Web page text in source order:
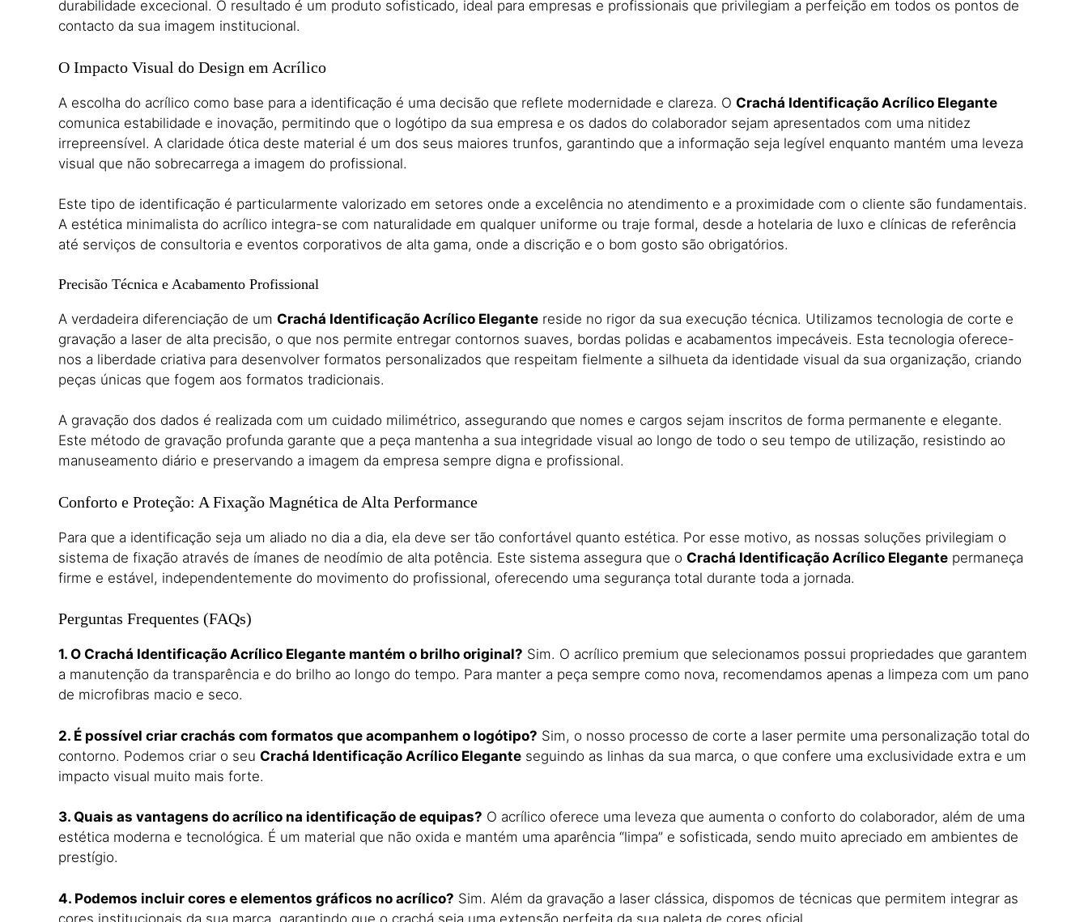
durabilidade excecional. O resultado é um produto sofisticado, ideal para empresas e profissionais que privilegiam a perfeição em todos os pontos de
contacto da sua imagem institucional.
O Impacto Visual do Design em Acrílico
A escolha do acrílico como base para a identificação é uma decisão que reflete modernidade e clareza. O Crachá Identificação Acrílico Elegante
comunica estabilidade e inovação, permitindo que o logótipo da sua empresa e os dados do colaborador sejam apresentados com uma nitidez
irrepreensível. A claridade ótica deste material é um dos seus maiores trunfos, garantindo que a informação seja legível enquanto mantém uma leveza
visual que não sobrecarrega a imagem do profissional.
Este tipo de identificação é particularmente valorizado em setores onde a excelência no atendimento e a proximidade com o cliente são fundamentais.
A estética minimalista do acrílico integra-se com naturalidade em qualquer uniforme ou traje formal, desde a hotelaria de luxo e clínicas de referência
até serviços de consultoria e eventos corporativos de alta gama, onde a discrição e o bom gosto são obrigatórios.
Precisão Técnica e Acabamento Profissional
A verdadeira diferenciação de um Crachá Identificação Acrílico Elegante reside no rigor da sua execução técnica. Utilizamos tecnologia de corte e
gravação a laser de alta precisão, o que nos permite entregar contornos suaves, bordas polidas e acabamentos impecáveis. Esta tecnologia oferece-
nos a liberdade criativa para desenvolver formatos personalizados que respeitam fielmente a silhueta da identidade visual da sua organização, criando
peças únicas que fogem aos formatos tradicionais.
A gravação dos dados é realizada com um cuidado milimétrico, assegurando que nomes e cargos sejam inscritos de forma permanente e elegante.
Este método de gravação profunda garante que a peça mantenha a sua integridade visual ao longo de todo o seu tempo de utilização, resistindo ao
manuseamento diário e preservando a imagem da empresa sempre digna e profissional.
Conforto e Proteção: A Fixação Magnética de Alta Performance
Para que a identificação seja um aliado no dia a dia, ela deve ser tão confortável quanto estética. Por esse motivo, as nossas soluções privilegiam o
sistema de fixação através de ímanes de neodímio de alta potência. Este sistema assegura que o Crachá Identificação Acrílico Elegante permaneça
firme e estável, independentemente do movimento do profissional, oferecendo uma segurança total durante toda a jornada.
Perguntas Frequentes (FAQs)
1. O Crachá Identificação Acrílico Elegante mantém o brilho original? Sim. O acrílico premium que selecionamos possui propriedades que garantem
a manutenção da transparência e do brilho ao longo do tempo. Para manter a peça sempre como nova, recomendamos apenas a limpeza com um pano
de microfibras macio e seco.
2. É possível criar crachás com formatos que acompanhem o logótipo? Sim, o nosso processo de corte a laser permite uma personalização total do
contorno. Podemos criar o seu Crachá Identificação Acrílico Elegante seguindo as linhas da sua marca, o que confere uma exclusividade extra e um
impacto visual muito mais forte.
3. Quais as vantagens do acrílico na identificação de equipas? O acrílico oferece uma leveza que aumenta o conforto do colaborador, além de uma
estética moderna e tecnológica. É um material que não oxida e mantém uma aparência “limpa” e sofisticada, sendo muito apreciado em ambientes de
prestígio.
4. Podemos incluir cores e elementos gráficos no acrílico? Sim. Além da gravação a laser clássica, dispomos de técnicas que permitem integrar as
cores institucionais da sua marca, garantindo que o crachá seja uma extensão perfeita da sua paleta de cores oficial.